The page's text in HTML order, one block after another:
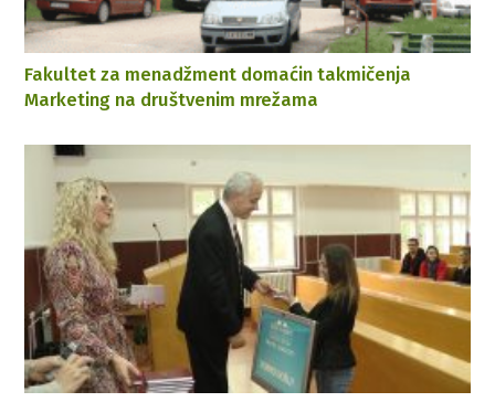
Fakultet za menadžment domaćin takmičenja
Marketing na društvenim mrežama